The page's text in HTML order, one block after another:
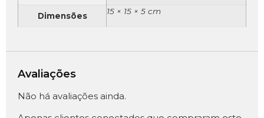
Dimensões 15 × 15 × 5 cm
Avaliações
Não há avaliações ainda.